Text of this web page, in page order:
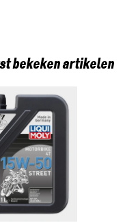
bekeken artikelen